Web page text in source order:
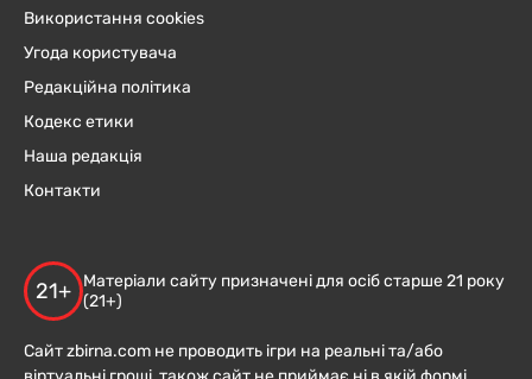
Використання cookies
Угода користувача
Редакційна політика
Кодекс етики
Наша редакція
Контакти
21+
Матеріали сайту призначені для осіб старше 21 року
(21+)
Сайт zbirna.com не проводить ігри на реальні та/або